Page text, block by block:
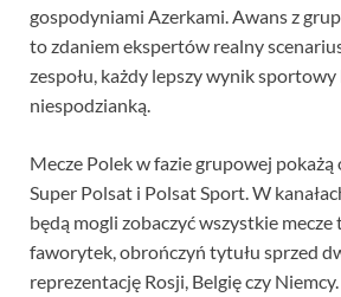
gospodyniami Azerkami. Awans z
to zdaniem ekspertów realny
zespołu, każdy lepszy wynik
niespodzianką.
Mecze Polek w fazie grupowej
Super Polsat i Polsat Sport. W
będą mogli zobaczyć wszystkie
faworytek, obrończyń tytułu sprzed
reprezentację Rosji, Belgię czy